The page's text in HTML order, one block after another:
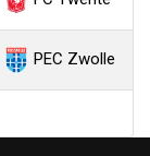
PEC Zwolle